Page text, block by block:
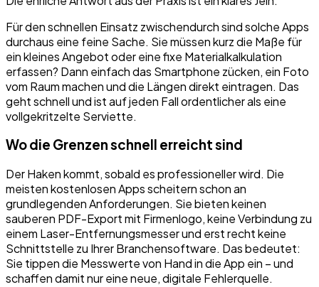
Für den schnellen Einsatz zwischendurch sind solche Apps
durchaus eine feine Sache. Sie müssen kurz die Maße für
ein kleines Angebot oder eine fixe Materialkalkulation
erfassen? Dann einfach das Smartphone zücken, ein Foto
vom Raum machen und die Längen direkt eintragen. Das
geht schnell und ist auf jeden Fall ordentlicher als eine
vollgekritzelte Serviette.
Wo die Grenzen schnell erreicht sind
Der Haken kommt, sobald es professioneller wird. Die
meisten kostenlosen Apps scheitern schon an
grundlegenden Anforderungen. Sie bieten keinen
sauberen PDF-Export mit Firmenlogo, keine Verbindung zu
einem Laser-Entfernungsmesser und erst recht keine
Schnittstelle zu Ihrer Branchensoftware. Das bedeutet:
Sie tippen die Messwerte von Hand in die App ein – und
schaffen damit nur eine neue, digitale Fehlerquelle.